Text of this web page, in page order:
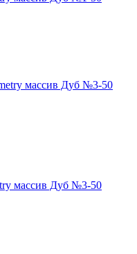
массив Дуб №3-50